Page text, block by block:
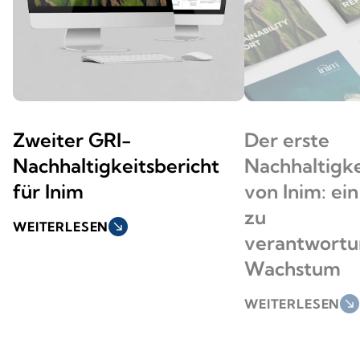
Zweiter GRI-
Nachhaltigkeitsbericht
für Inim
WEITERLESEN south_east
Der erste
von Inim:
zu
Wachstum
WEITERLESEN south_east